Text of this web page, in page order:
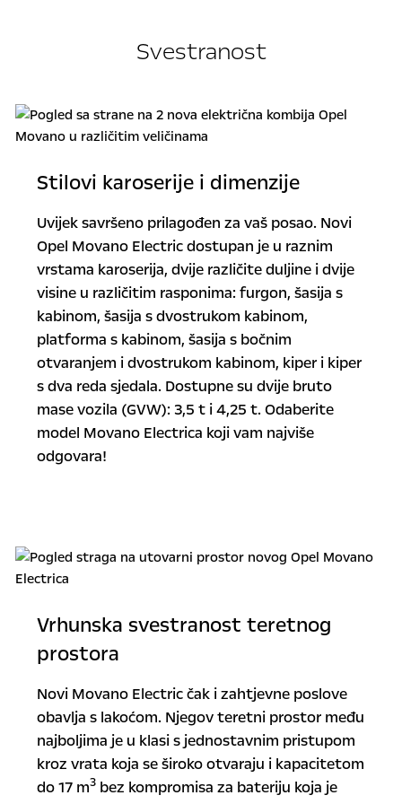
Svestranost
Stilovi karoserije i dimenzije
Uvijek savršeno prilagođen za vaš posao. Novi
Opel Movano Electric dostupan je u raznim
vrstama karoserija, dvije različite duljine i dvije
visine u različitim rasponima: furgon, šasija s
kabinom, šasija s dvostrukom kabinom,
platforma s kabinom, šasija s bočnim
otvaranjem i dvostrukom kabinom, kiper i kiper
s dva reda sjedala. Dostupne su dvije bruto
mase vozila (GVW): 3,5 t i 4,25 t. Odaberite
model Movano Electrica koji vam najviše
odgovara!
Vrhunska svestranost teretnog
prostora
Novi Movano Electric čak i zahtjevne poslove
obavlja s lakoćom. Njegov teretni prostor među
najboljima je u klasi s jednostavnim pristupom
kroz vrata koja se široko otvaraju i kapacitetom
do 17 m3bez kompromisa za bateriju koja je